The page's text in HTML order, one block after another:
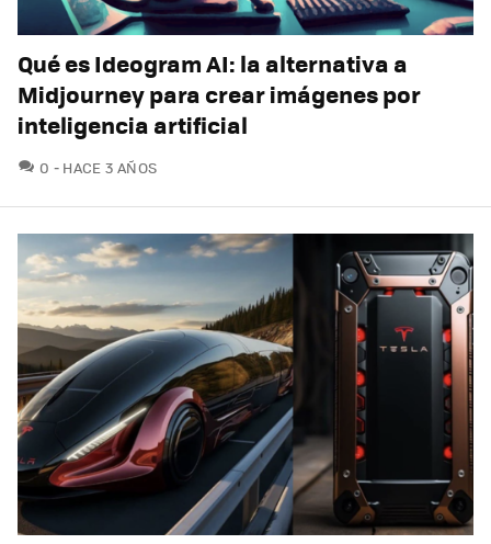
Qué es Ideogram AI: la alternativa a
Midjourney para crear imágenes por
inteligencia artificial
0 COMENTARIOS
HACE 3 AÑOS